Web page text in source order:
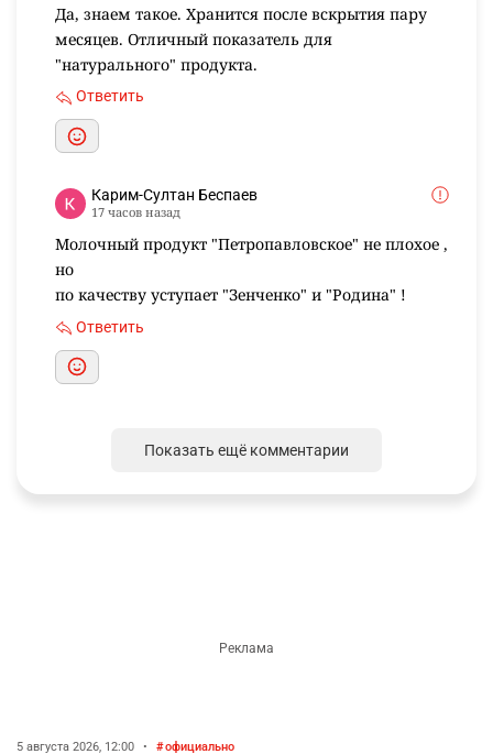
Да, знаем такое. Хранится после вскрытия пару
месяцев. Отличный показатель для
"натурального" продукта.
Ответить
Карим-Султан Беспаев
17 часов назад
Молочный продукт "Петропавловское" не плохое ,
но
по качеству уступает "Зенченко" и "Родина" !
Ответить